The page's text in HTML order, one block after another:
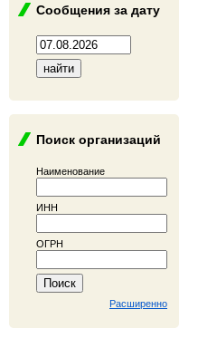
Сообщения за дату
Поиск организаций
Наименование
ИНН
ОГРН
Расширенно